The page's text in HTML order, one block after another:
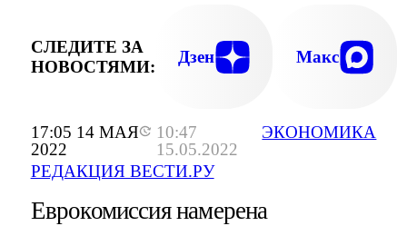
17:05 14 МАЯ
2022
10:47
15.05.2022
РЕДАКЦИЯ ВЕСТИ.РУ
ЭКОНОМИКА
СЛЕДИТЕ ЗА
НОВОСТЯМИ:
Дзен Макс
Еврокомиссия намерена